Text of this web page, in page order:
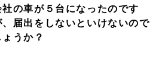
社の車が５台になったのです
、届出をしないといけないので
ょうか？